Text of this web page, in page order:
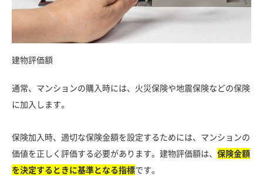
建物評価額
通常、マンションの購入時には、火災保険や地震保険などの保険
に加入します。
保険加入時、適切な保険金額を設定するためには、マンションの
価値を正しく評価する必要があります。建物評価額は、 保険金額
を決定するときに基準となる指標です。